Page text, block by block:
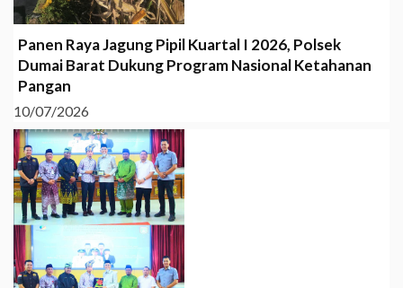
Panen Raya Jagung Pipil Kuartal I 2026, Polsek
Dumai Barat Dukung Program Nasional Ketahanan
Pangan
10/07/2026